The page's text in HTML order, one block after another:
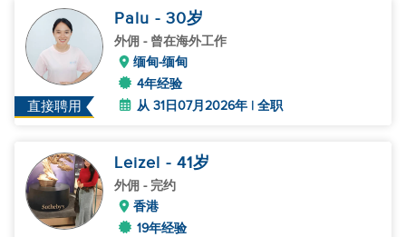
直接聘用
Palu - 30岁
外佣 - 曾在海外工作
缅甸-缅甸
4年经验
从 31日07月2026年 | 全职
Leizel - 41岁
外佣 - 完约
香港
19年经验